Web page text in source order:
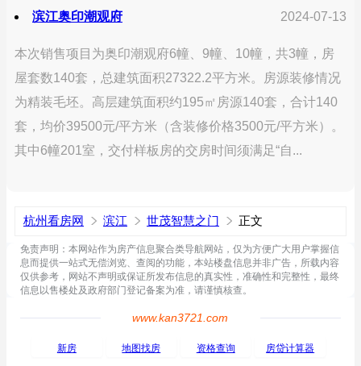
滨江奥印潮观府 2024-07-13
本次销售项目为奥印潮观府6幢、9幢、10幢，共3幢，房
屋套数140套，总建筑面积27322.2平方米。房源装修情况
为精装毛坯。高层建筑面积约195㎡房源140套，合计140
套，均价39500元/平方米（含装修价格3500元/平方米）。
其中6幢201室，交付样板房的交房时间须满足“自...
杭州看房网 滨江 世茂智慧之门 正文
免责声明：本网站作为房产信息聚合类导航网站，仅为方便广大用户掌握信
息而提供一站式无偿浏览、查阅的功能，本站楼盘信息并非广告，所载内容
仅供参考，网站不声明或保证所发布信息的真实性，准确性和完整性，最终
信息以售楼处及政府部门登记备案为准，请谨慎核查。
www.kan3721.com
新房 地图找房 资格查询 房贷计算器